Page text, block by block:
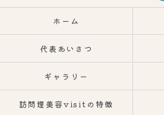
ホーム
代表あいさつ
ギャラリー
訪問理美容visitの特徴